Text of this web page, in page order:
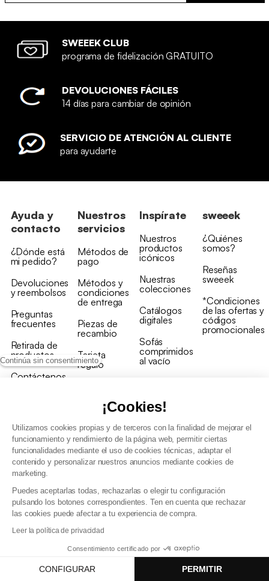
Continúa sin consentimiento
¡Cookies!
Utilizamos cookies propias y de terceros con la finalidad de mejorar el
funcionamiento y rendimiento de la página web, permitir ciertas
funcionalidades mediante el uso de cookies técnicas, adaptar el
contenido y personalizar nuestros anuncios mediante cookies de
marketing.
Puedes aceptarlas todas, rechazarlas o elegir tu configuración
pulsando los botones correspondientes. Ten en cuenta que rechazar
las cookies puede afectar a tu experiencia de compra.
Leer la política de privacidad
Consentimiento certificado por
CONFIGURAR PERMITIR
SWEEEK CLUB
programa de fidelización GRATUITO
DEVOLUCIONES FÁCILES
14 días para cambiar de opinión
SERVICIO DE ATENCIÓN AL CLIENTE
para ayudarte
Ayuda y
contacto
¿Dónde está
mi pedido?
Devoluciones
y reembolsos
Preguntas
frecuentes
Retirada de
productos
Contáctenos
Nuestros
servicios
Métodos de
pago
Métodos y
condiciones
de entrega
Piezas de
recambio
Tarjeta
regalo
Inspírate
Nuestros
productos
icónicos
Nuestras
colecciones
Catálogos
digitales
Sofás
comprimidos
al vacío
sweeek
¿Quiénes
somos?
Reseñas
sweeek
*Condiciones
de las ofertas y
códigos
promocionales
Política de gestión de datos personales y cookies
Condiciones generales de Venta Profesional
Declaración de accesibilidad